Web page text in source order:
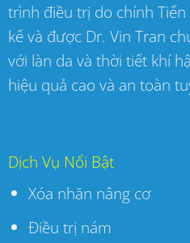
trình điều trị do chính
kế và được Dr. Vin Tran
với làn da và thời tiết khí
hiệu quả cao và an toàn
Dịch Vụ Nổi Bật
Xóa nhăn nâng cơ
Điều trị nám